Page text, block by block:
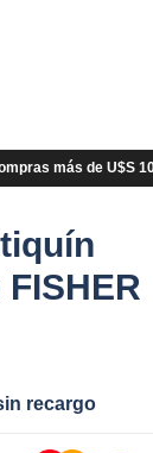
más de U$S
recargo